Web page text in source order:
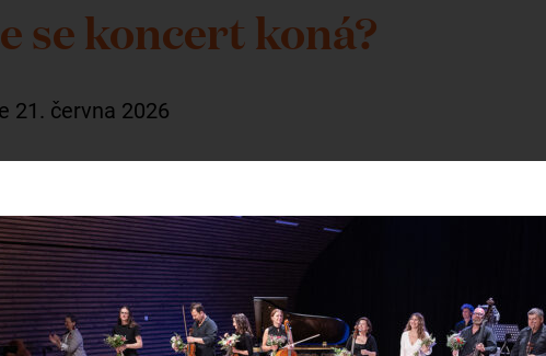
se koncert koná?
21. června 2026
můžete těšit?